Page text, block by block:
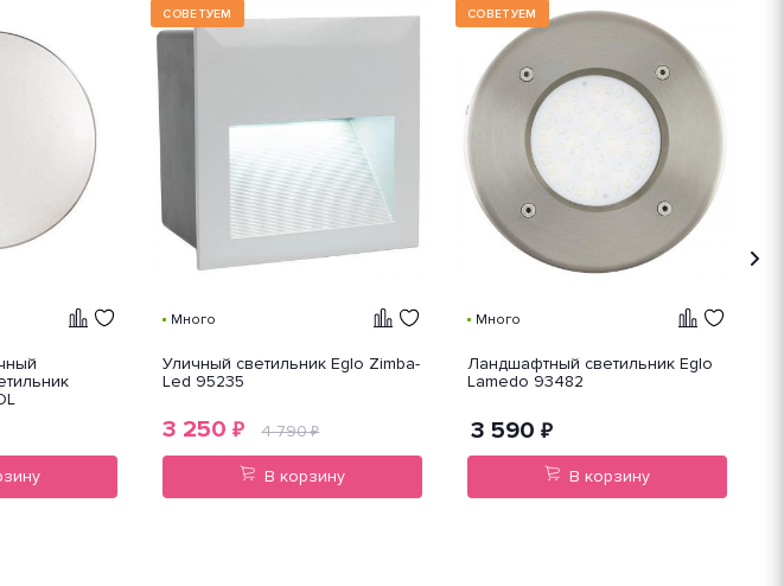
СОВЕТУЕМ
Много
Уличный светильник Eglo Zimba-
Led 95235
3 250 ₽ 4 790₽
В корзину
СОВЕТУЕМ
Много
Ландшафтный светильник Eglo
Lamedo 93482
3 590 ₽
В корзину